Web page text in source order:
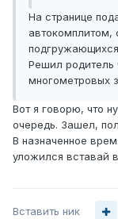
На странице
автокомплитом,
Решил родитель
многометровых
Вот я говорю, что
очередь. Зашел,
В назначенное
уложился вставай
Вставить ник